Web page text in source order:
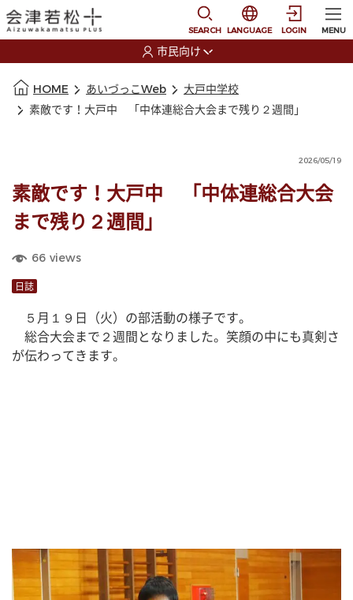
SEARCH
選択すると言語の切
LANGUAGE LOGIN MENU
市民向け
HOME あいづっこWeb
大戸中学校
素敵です！大戸中 「中体連総合大会まで残り２週間」
2026/05/19
素敵です！大戸中 「中体連総合大会
まで残り２週間」
66 views
日誌
５月１９日（火）の部活動の様子です。
総合大会まで２週間となりました。笑顔の中にも真剣さ
が伝わってきます。